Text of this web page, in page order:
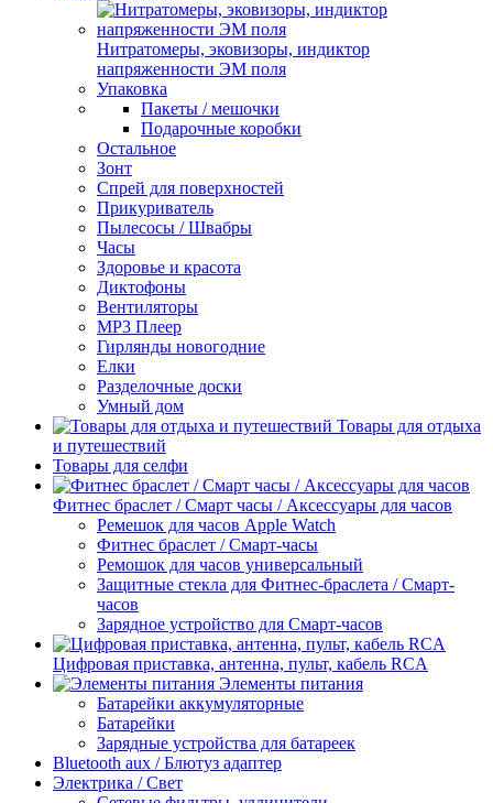
Нитратомеры, эковизоры, индиктор
напряженности ЭМ поля
Упаковка
Пакеты / мешочки
Подарочные коробки
Остальное
Зонт
Спрей для поверхностей
Прикуриватель
Пылесосы / Швабры
Часы
Здоровье и красота
Диктофоны
Вентиляторы
МР3 Плеер
Гирлянды новогодние
Елки
Разделочные доски
Умный дом
Товары для отдыха
и путешествий
Товары для селфи
Фитнес браслет / Смарт часы / Аксессуары для часов
Ремешок для часов Apple Watch
Фитнес браслет / Смарт-часы
Ремошок для часов универсальный
Защитные стекла для Фитнес-браслета / Смарт-
часов
Зарядное устройство для Смарт-часов
Цифровая приставка, антенна, пульт, кабель RCA
Элементы питания
Батарейки аккумуляторные
Батарейки
Зарядные устройства для батареек
Bluetooth aux / Блютуз адаптер
Электрика / Свет